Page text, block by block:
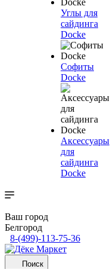
Углы для
сайдинга
Docke
Софиты
Docke
Аксессуары
для
сайдинга
Docke
Ваш город
Белгород
8-(499)-113-75-36
Поиск